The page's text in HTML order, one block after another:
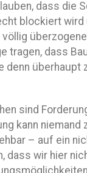
dass die
blockiert
tragen, dass
denn
sind
kann
– auf ein
dass wir hier